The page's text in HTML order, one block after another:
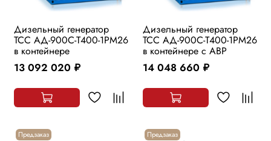
Дизельный генератор
ТСС АД-900С-Т400-1РМ26
в контейнере
13 092 020 руб.
Дизельный генератор
ТСС АД-900С-Т400-1РМ26
в контейнере с АВР
14 048 660 руб.
Предзаказ Предзаказ